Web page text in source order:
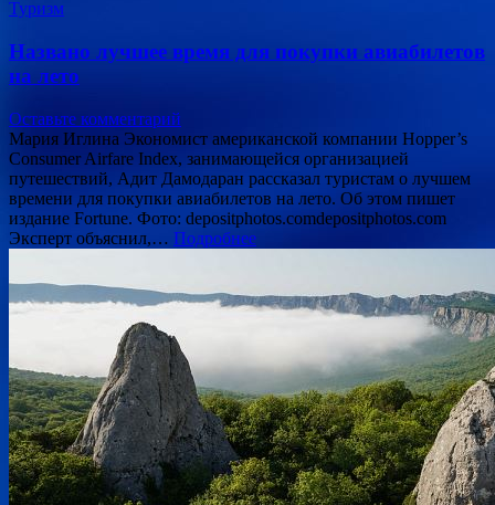
Туризм
Названо лучшее время для покупки авиабилетов
на лето
Оставьте комментарий
Мария Иглина Экономист американской компании Hopper’s
Consumer Airfare Index, занимающейся организацией
путешествий, Адит Дамодаран рассказал туристам о лучшем
времени для покупки авиабилетов на лето. Об этом пишет
издание Fortune. Фото: depositphotos.comdepositphotos.com
Эксперт объяснил,… Подробнее